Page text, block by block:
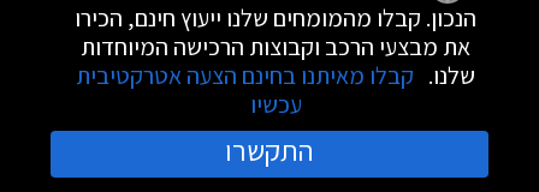
הנכון. קבלו מהמומחים שלנו ייעוץ חינם, הכירו
את מבצעי הרכב וקבוצות הרכישה המיוחדות
שלנו. קבלו מאיתנו בחינם הצעה אטרקטיבית
עכשיו
התקשרו